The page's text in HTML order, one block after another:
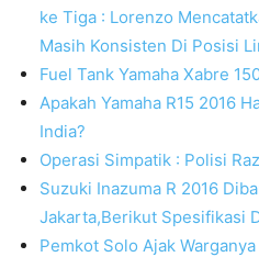
ke Tiga : Lorenzo
Masih Konsisten Di Posisi
Fuel Tank Yamaha Xabre
Apakah Yamaha R15 2016
India?
Operasi Simpatik : Polisi
Suzuki Inazuma R 2016
Jakarta,Berikut Spesifikasi
Pemkot Solo Ajak